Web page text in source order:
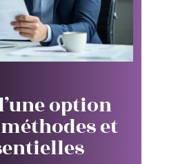
option
et